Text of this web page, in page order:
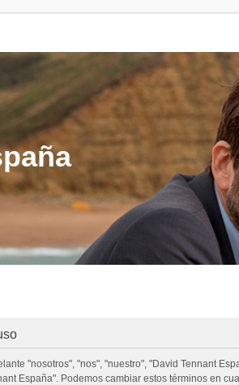
"nosotros", "nos", "nuestro", "David Tennant
España". Podemos cambiar estos términos en